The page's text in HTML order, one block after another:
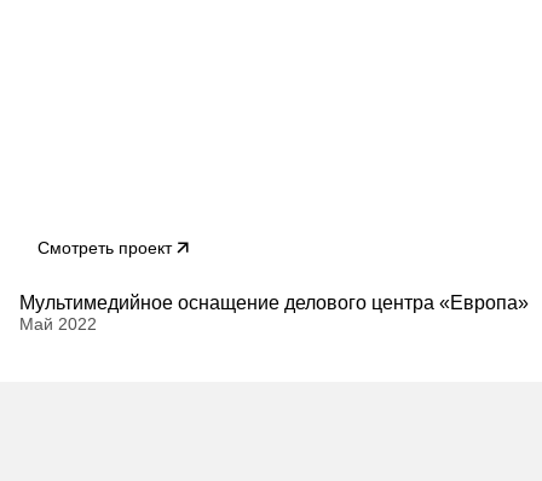
Смотреть проект
Мультимедийное оснащение делового центра «Европа»
Май 2022